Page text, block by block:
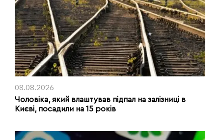
08.08.2026
Чоловіка, який влаштував підпал на залізниці в
Києві, посадили на 15 років